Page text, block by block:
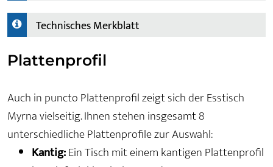
Technisches Merkblatt
Plattenprofil
Auch in puncto Plattenprofil zeigt sich der Esstisch
Myrna vielseitig. Ihnen stehen insgesamt 8
unterschiedliche Plattenprofile zur Auswahl:
Kantig:Ein Tisch mit einem kantigen Plattenprofil